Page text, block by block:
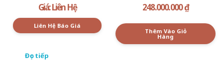
Giá: Liên Hệ
Liên Hệ Báo Giá
Đọc tiếp
248.000.000₫
Thêm Vào Giỏ
Hàng